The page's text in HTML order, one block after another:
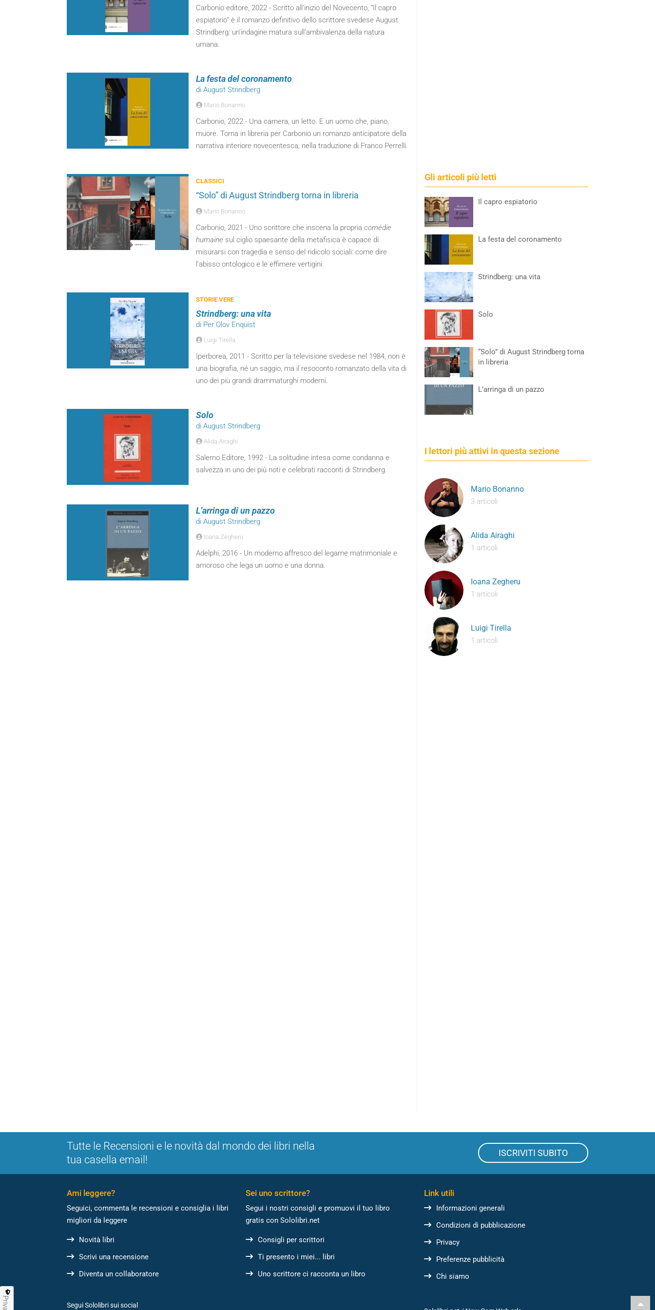
Carbonio editore, 2022 - Scritto all’inizio del Novecento, “Il capro
espiatorio” è il romanzo definitivo dello scrittore svedese August
Strindberg: un’indagine matura sull’ambivalenza della natura
umana.
La festa del coronamento
di August Strindberg
Mario Bonanno
Carbonio, 2022 - Una camera, un letto. E un uomo che, piano,
muore. Torna in libreria per Carbonio un romanzo anticipatore della
narrativa interiore novecentesca, nella traduzione di Franco Perrelli.
CLASSICI
“Solo” di August Strindberg torna in libreria
Mario Bonanno
Carbonio, 2021 - Uno scrittore che inscena la propria comédie
humaine sul ciglio spaesante della metafisica è capace di
misurarsi con tragedia e senso del ridicolo sociali: come dire
l’abisso ontologico e le effimere vertigini.
STORIE VERE
Strindberg: una vita
di Per Olov Enquist
Luigi Tirella
Iperborea, 2011 - Scritto per la televisione svedese nel 1984, non è
una biografia, né un saggio, ma il resoconto romanzato della vita di
uno dei più grandi drammaturghi moderni.
Solo
di August Strindberg
Alida Airaghi
Salerno Editore, 1992 - La solitudine intesa come condanna e
salvezza in uno dei più noti e celebrati racconti di Strindberg.
L’arringa di un pazzo
di August Strindberg
Ioana Zegheru
Adelphi, 2016 - Un moderno affresco del legame matrimoniale e
amoroso che lega un uomo e una donna.
Gli articoli più letti
Il capro espiatorio
La festa del coronamento
Strindberg: una vita
Solo
“Solo” di August Strindberg torna
in libreria
L’arringa di un pazzo
I lettori più attivi in questa sezione
Mario Bonanno
3 articoli
Alida Airaghi
1 articoli
Ioana Zegheru
1 articoli
Luigi Tirella
1 articoli
Tutte le Recensioni e le novità dal mondo dei libri nella
tua casella email!
ISCRIVITI SUBITO
Ami leggere?
Seguici, commenta le recensioni e consiglia i libri
migliori da leggere
Novità libri
Scrivi una recensione
Diventa un collaboratore
Sei uno scrittore?
Segui i nostri consigli e promuovi il tuo libro
gratis con Sololibri.net
Consigli per scrittori
Ti presento i miei... libri
Uno scrittore ci racconta un libro
Link utili
Informazioni generali
Condizioni di pubblicazione
Privacy
Preferenze pubblicità
Chi siamo
Segui Sololibri sui social